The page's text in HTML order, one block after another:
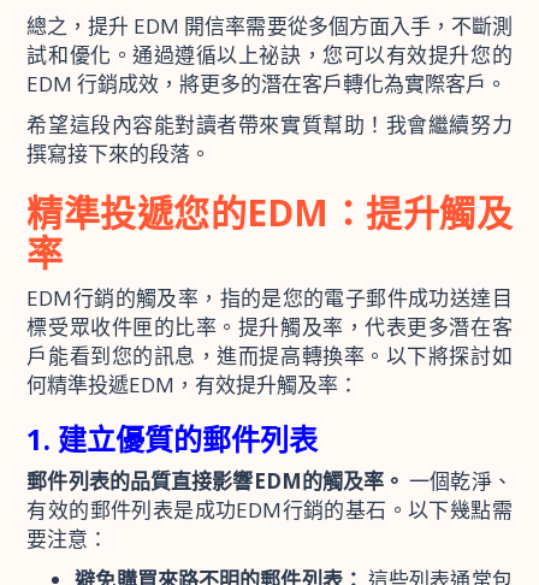
總之，提升 EDM 開信率需要從多個方面入手，不斷測
試和優化。通過遵循以上祕訣，您可以有效提升您的
EDM 行銷成效，將更多的潛在客戶轉化為實際客戶。
希望這段內容能對讀者帶來實質幫助！我會繼續努力
撰寫接下來的段落。
精準投遞您的EDM：提升觸及
率
EDM行銷的觸及率，指的是您的電子郵件成功送達目
標受眾收件匣的比率。提升觸及率，代表更多潛在客
戶能看到您的訊息，進而提高轉換率。以下將探討如
何精準投遞EDM，有效提升觸及率：
1. 建立優質的郵件列表
郵件列表的品質直接影響EDM的觸及率。 一個乾淨、
有效的郵件列表是成功EDM行銷的基石。以下幾點需
要注意：
避免購買來路不明的郵件列表： 這些列表通常包